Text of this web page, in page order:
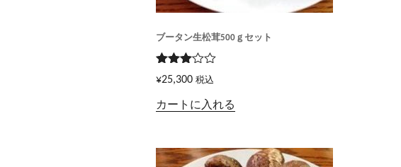
ブータン生松茸500ｇセット
5段階
で
3.00
の評価
¥25,300 税込
カートに入れる